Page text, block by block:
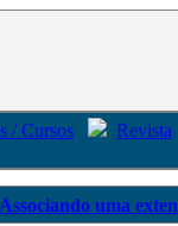
/ Cursos Revista
Associando uma